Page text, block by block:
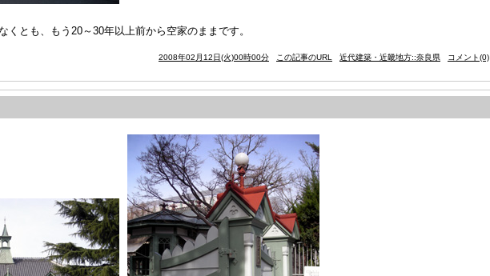
くとも、もう20～30年以上前から空家のままです。
2008年02月12日(火)00時00分 この記事のURL 近代建築・近畿地方::奈良県 コメント(0)